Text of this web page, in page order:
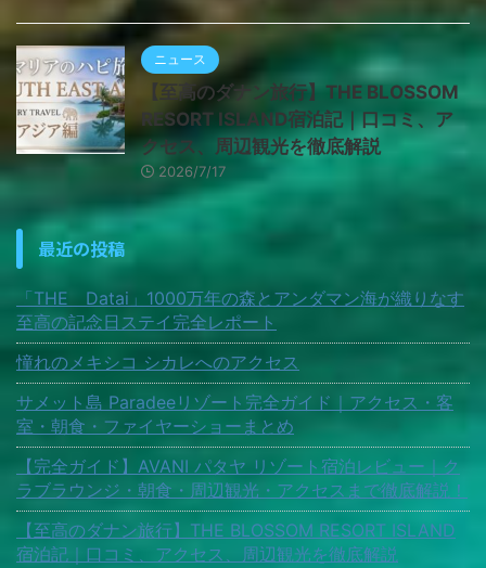
ニュース
【至高のダナン旅行】THE BLOSSOM
RESORT ISLAND宿泊記｜口コミ、ア
クセス、周辺観光を徹底解説
2026/7/17
最近の投稿
「THE Datai」1000万年の森とアンダマン海が織りなす
至高の記念日ステイ完全レポート
憧れのメキシコ シカレへのアクセス
サメット島 Paradeeリゾート完全ガイド｜アクセス・客
室・朝食・ファイヤーショーまとめ
【完全ガイド】AVANI パタヤ リゾート宿泊レビュー｜ク
ラブラウンジ・朝食・周辺観光・アクセスまで徹底解説！
【至高のダナン旅行】THE BLOSSOM RESORT ISLAND
宿泊記｜口コミ、アクセス、周辺観光を徹底解説